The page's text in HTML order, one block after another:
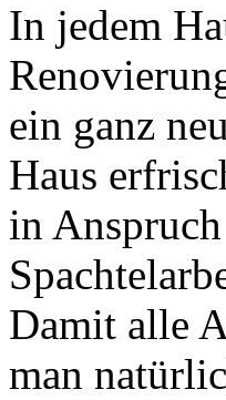
In jedem
ein ganz
Haus
in
Damit alle
man